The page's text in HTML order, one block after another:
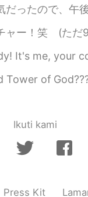
Yoga. I
に行った Today was good weather, so I went to the park
ム行くことにした)。 1. 4時23分家から出た。 2. こんな時間ドライブするのめ
happy friend, Davey! 😎😁 I'm a
reading it right now and I can’t stop!
Ikuti kami
Press Kit